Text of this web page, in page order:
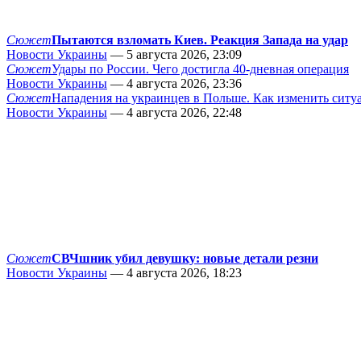
СюжетПытаются взломать Киев. Реакция Запада на удар
Новости Украины — 5 августа 2026, 23:09
СюжетУдары по России. Чего достигла 40-дневная операция
Новости Украины — 4 августа 2026, 23:36
СюжетНападения на украинцев в Польше. Как изменить
Новости Украины — 4 августа 2026, 22:48
СюжетСВЧшник убил девушку: новые детали резни
Новости Украины — 4 августа 2026, 18:23